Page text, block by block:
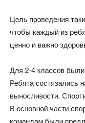
Цель проведения
чтобы каждый из
ценно и важно
Для 2-4 классов
Ребята состязались
выносливости.
В основной части
командам были